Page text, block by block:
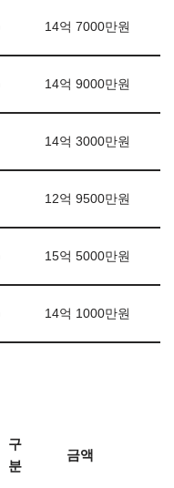
14억 7000만원
14억 9000만원
14억 3000만원
12억 9500만원
15억 5000만원
14억 1000만원
구
분
금액